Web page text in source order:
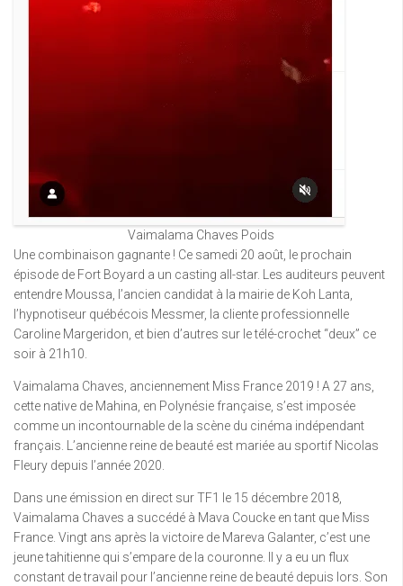
Vaimalama Chaves Poids
Une combinaison gagnante ! Ce samedi 20 août, le prochain
épisode de Fort Boyard a un casting all-star. Les auditeurs peuvent
entendre Moussa, l’ancien candidat à la mairie de Koh Lanta,
l’hypnotiseur québécois Messmer, la cliente professionnelle
Caroline Margeridon, et bien d’autres sur le télé-crochet “deux” ce
soir à 21h10.
Vaimalama Chaves, anciennement Miss France 2019 ! A 27 ans,
cette native de Mahina, en Polynésie française, s’est imposée
comme un incontournable de la scène du cinéma indépendant
français. L’ancienne reine de beauté est mariée au sportif Nicolas
Fleury depuis l’année 2020.
Dans une émission en direct sur TF1 le 15 décembre 2018,
Vaimalama Chaves a succédé à Mava Coucke en tant que Miss
France. Vingt ans après la victoire de Mareva Galanter, c’est une
jeune tahitienne qui s’empare de la couronne. Il y a eu un flux
constant de travail pour l’ancienne reine de beauté depuis lors. Son